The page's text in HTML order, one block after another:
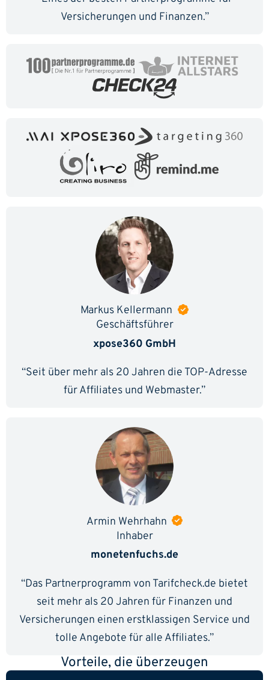
Versicherungen und Finanzen.”
Markus Kellermann
Geschäftsführer
xpose360 GmbH
“Seit über mehr als 20 Jahren die TOP-Adresse
für Affiliates und Webmaster.”
Armin Wehrhahn
Inhaber
monetenfuchs.de
“Das Partnerprogramm von Tarifcheck.de bietet
seit mehr als 20 Jahren für Finanzen und
Versicherungen einen erstklassigen Service und
tolle Angebote für alle Affiliates.”
Vorteile, die überzeugen